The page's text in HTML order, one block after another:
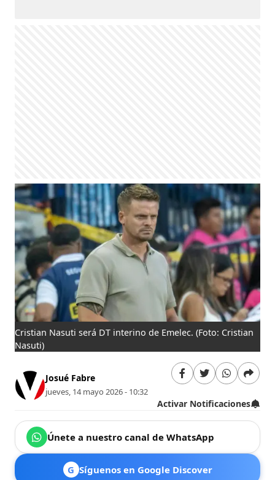
Cristian Nasuti será DT interino de Emelec. (Foto: Cristian
Nasuti)
Josué Fabre
jueves, 14 mayo 2026 - 10:32
Activar Notificaciones
Únete a nuestro canal de WhatsApp
G Síguenos en Google Discover